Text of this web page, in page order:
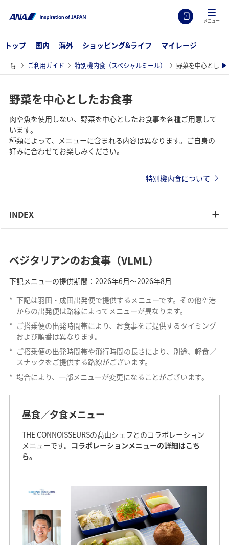
メニュー
トップ 国内 海外 ショッピング&ライフ マイレージ
ご利用ガイド 特別機内食（スペシャルミール） 野菜を中心とした
野菜を中心としたお食事
肉や魚を使用しない、野菜を中心としたお食事を各種ご用意して
います。
種類によって、メニューに含まれる内容は異なります。ご自身の
好みに合わせてお楽しみください。
特別機内食について
INDEX
ベジタリアンのお食事（VLML）
下記メニューの提供期間：2026年6月～2026年8月
* 下記は羽田・成田出発便で提供するメニューです。その他空港
からの出発便は路線によってメニューが異なります。
* ご搭乗便の出発時間帯により、お食事をご提供するタイミング
および順番は異なります。
* ご搭乗便の出発時間帯や飛行時間の長さにより、別途、軽食／
スナックをご提供する路線がございます。
* 場合により、一部メニューが変更になることがございます。
昼食／夕食メニュー
THE CONNOISSEURSの髙山シェフとのコラボレーション
メニューです。 コラボレーションメニューの詳細はこち
ら。